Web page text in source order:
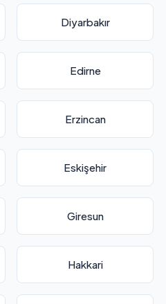
Diyarbakır
Edirne
Erzincan
Eskişehir
Giresun
Hakkari